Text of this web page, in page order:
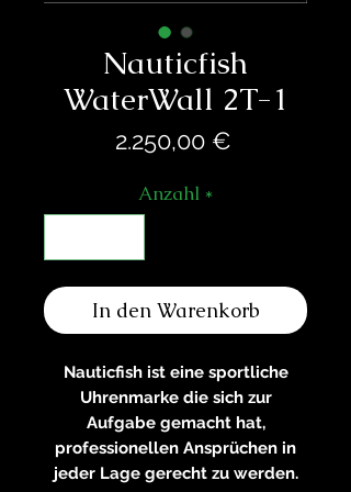
Nauticfish
WaterWall 2T-1
2.250,00 €Preis
Anzahl *
In den Warenkorb
Nauticfish ist eine sportliche
Uhrenmarke die sich zur
Aufgabe gemacht hat,
professionellen Ansprüchen in
jeder Lage gerecht zu werden.